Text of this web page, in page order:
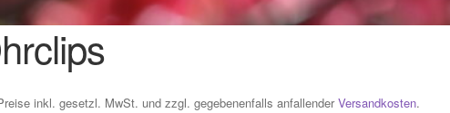
für Weihnachten 2025
Schmuck online kaufen 2016
inkl. gesetzl. MwSt. und zzgl. gegebenenfalls anfallenderVersandkosten.